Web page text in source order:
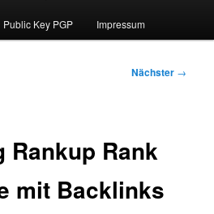
Public Key PGP Impressum
Nächster →
Rankup Rank
mit Backlinks